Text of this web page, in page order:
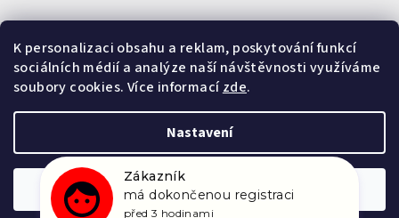
K personalizaci obsahu a reklam, poskytování funkcí
sociálních médií a analýze naší návštěvnosti využíváme
soubory cookies. Více informacízde.
Nastavení
Odmítnout Souhlasím
Nákupní košík
Copyright 2026Miroslav Novotný - Tradiční čínská medicína
Všechna práva vyhrazena.
Vytvořil Shoptet
Zákazník
má dokončenou registraci
před 3 hodinami
Overenyweb.cz